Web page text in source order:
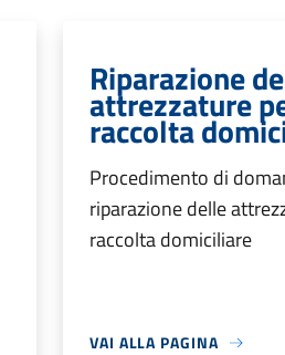
Riparazione
attrezzature
raccolta
Procedimento di
riparazione delle
raccolta domiciliare
VAI ALLA PAGINA